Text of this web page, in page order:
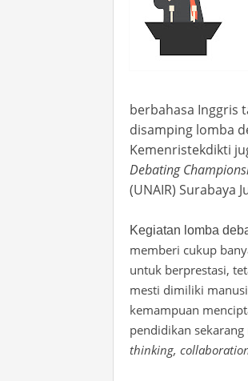
berbahasa Inggris
disamping lomba
Kemenristekdikti
Debating
(UNAIR) Surabaya
Kegiatan lomba
memberi cukup
untuk berprestasi,
mesti dimiliki
kemampuan
pendidikan sekarang
thinking,